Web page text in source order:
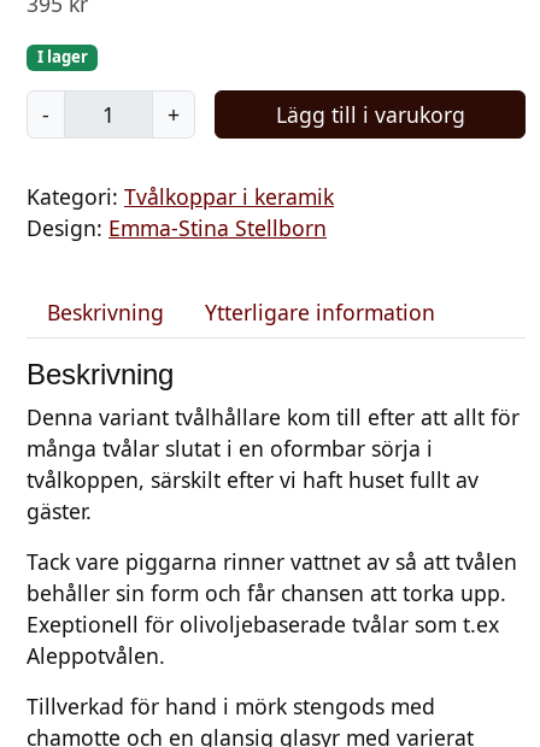
I lager
-
v
l
h
r
e
l
j
u
g
r
å
m
i
n
+ Lägg till i varukorg
Kategori: Tvålkoppar i keramik
Design: Emma-Stina Stellborn
Beskrivning Ytterligare information
Beskrivning
Denna variant tvålhållare kom till efter att allt för
många tvålar slutat i en oformbar sörja i
tvålkoppen, särskilt efter vi haft huset fullt av
gäster.
Tack vare piggarna rinner vattnet av så att tvålen
behåller sin form och får chansen att torka upp.
Exeptionell för olivoljebaserade tvålar som t.ex
Aleppotvålen.
Tillverkad för hand i mörk stengods med
chamotte och en glansig glasyr med varierat